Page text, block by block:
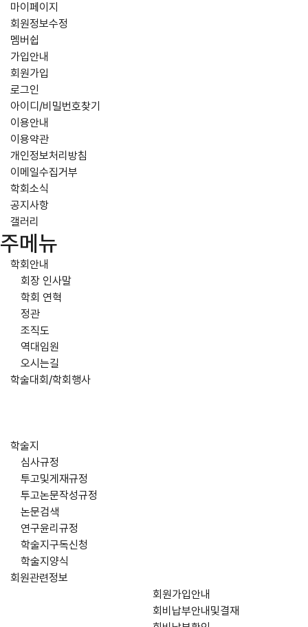
마이페이지
회원정보수정
멤버쉽
가입안내
회원가입
로그인
아이디/비밀번호찾기
이용안내
이용약관
개인정보처리방침
이메일수집거부
학회소식
공지사항
갤러리
주메뉴
학회안내
회장 인사말
학회 연혁
정관
조직도
역대임원
오시는길
학술대회/학회행사
학술지
심사규정
투고및게재규정
투고논문작성규정
논문검색
연구윤리규정
학술지구독신청
학술지양식
회원관련정보
회원가입안내
회비납부안내및결재